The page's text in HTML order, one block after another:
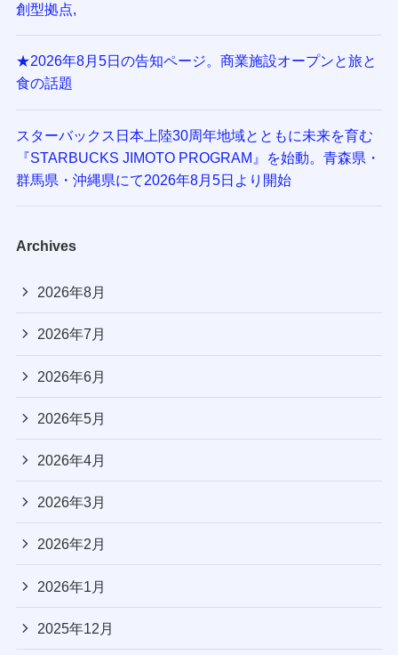
創型拠点,
★2026年8月5日の告知ページ。商業施設オープンと旅と
食の話題
スターバックス日本上陸30周年地域とともに未来を育む
『STARBUCKS JIMOTO PROGRAM』を始動。青森県・
群馬県・沖縄県にて2026年8月5日より開始
Archives
2026年8月
2026年7月
2026年6月
2026年5月
2026年4月
2026年3月
2026年2月
2026年1月
2025年12月